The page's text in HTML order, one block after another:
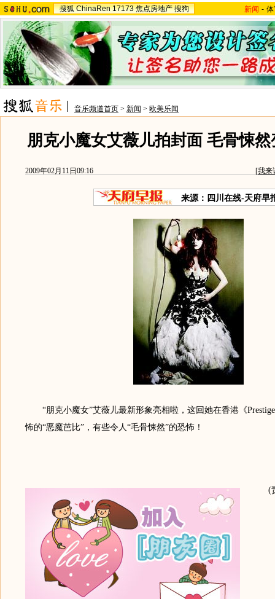
搜狐 ChinaRen 17173 焦点房地产 搜狗 新闻 -
音乐频道首页 > 新闻 > 欧美乐闻
朋克小魔女艾薇儿拍封面 毛骨悚
2009年02月11日09:16 [我来
来源：四川在线-天府早
“朋克小魔女”艾薇儿最新形象亮相啦，这回她在香港《
怖的“恶魔芭比”，有些令人“毛骨悚然”的恐怖！
(